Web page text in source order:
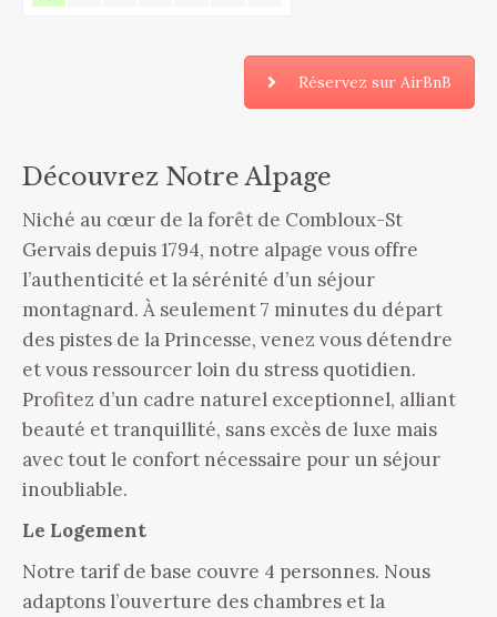
Réservez sur AirBnB
Découvrez Notre Alpage
Niché au cœur de la forêt de Combloux-St
Gervais depuis 1794, notre alpage vous offre
l’authenticité et la sérénité d’un séjour
montagnard. À seulement 7 minutes du départ
des pistes de la Princesse, venez vous détendre
et vous ressourcer loin du stress quotidien.
Profitez d’un cadre naturel exceptionnel, alliant
beauté et tranquillité, sans excès de luxe mais
avec tout le confort nécessaire pour un séjour
inoubliable.
Le Logement
Notre tarif de base couvre 4 personnes. Nous
adaptons l’ouverture des chambres et la